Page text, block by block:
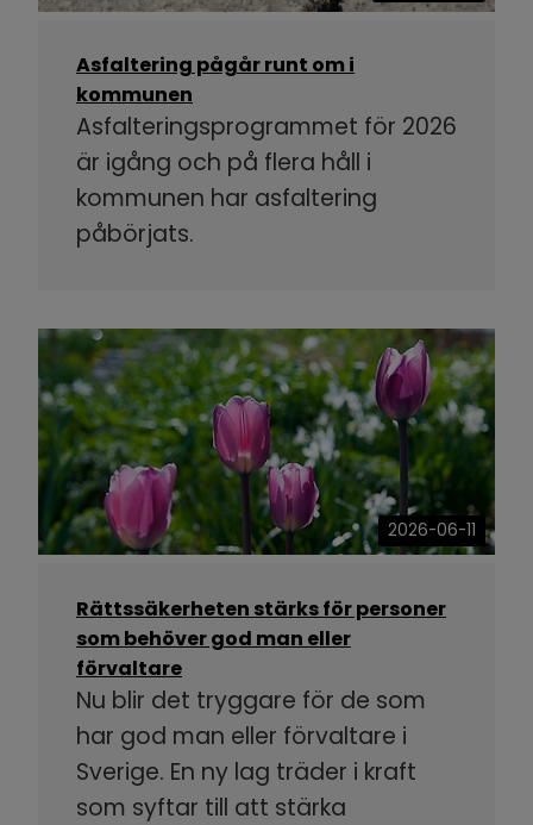
Asfaltering pågår runt om i
kommunen
Asfalteringsprogrammet för 2026
är igång och på flera håll i
kommunen har asfaltering
påbörjats.
2026-06-11
Rättssäkerheten stärks för personer
som behöver god man eller
förvaltare
Nu blir det tryggare för de som
har god man eller förvaltare i
Sverige. En ny lag träder i kraft
som syftar till att stärka